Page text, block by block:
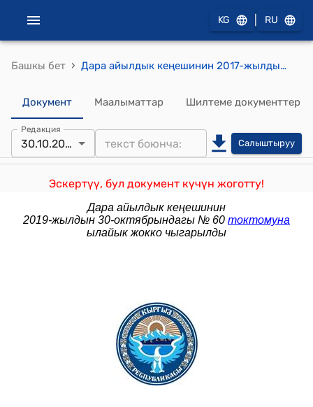
KG RU
Башкы бет › Дара айылдык кеңешинин 2017-жылдын 12-сентябрындагы № 69 "Дара айыл өкмөтүнүн муниципалдык менчигинде турган Чек мончосунун имаратынан 56м2 болгон үч бөлмөсүн Кыргыз почта ишканасына мөөнөтсүз пайдаланууга өткөрүп берүү жөнүндө
Документ Маалыматтар Шилтеме документтер
Редакция
30.10.2019 Салыштыруу
Эскертүү, бул документ күчүн жоготту!